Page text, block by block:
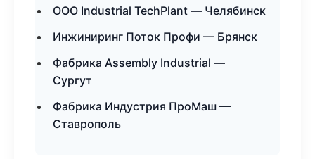
ООО Industrial TechPlant — Челябинск
Инжиниринг Поток Профи — Брянск
Фабрика Assembly Industrial —
Сургут
Фабрика Индустрия ПроМаш —
Ставрополь